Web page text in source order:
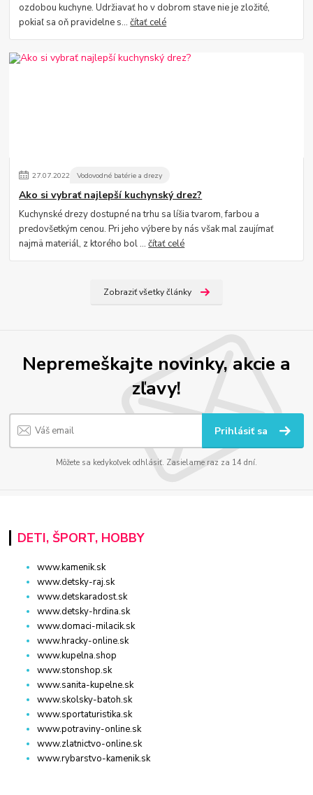
ozdobou kuchyne. Udržiavať ho v dobrom stave nie je zložité,
pokiaľ sa oň pravidelne s...čítať celé
27.07.2022 Vodovodné batérie a drezy
Ako si vybrať najlepší kuchynský drez?
Kuchynské drezy dostupné na trhu sa líšia tvarom, farbou a
predovšetkým cenou. Pri jeho výbere by nás však mal zaujímať
najmä materiál, z ktorého bol ...čítať celé
Zobraziť všetky články
Nepremeškajte novinky, akcie a
zľavy!
Prihlásiť sa
Môžete sa kedykoľvek odhlásiť. Zasielame raz za 14 dní.
DETI, ŠPORT, HOBBY
www.kamenik.sk
www.detsky-raj.sk
www.detskaradost.sk
www.detsky-hrdina.sk
www.domaci-milacik.sk
www.hracky-online.sk
www.kupelna.shop
www.stonshop.sk
www.sanita-kupelne.sk
www.skolsky-batoh.sk
www.sportaturistika.sk
www.potraviny-online.sk
www.zlatnictvo-online.sk
www.rybarstvo-kamenik.sk